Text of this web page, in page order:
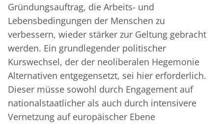
Gründungsauftrag, die Arbeits- und
Lebensbedingungen der Menschen zu
verbessern, wieder stärker zur Geltung gebracht
werden. Ein grundlegender politischer
Kurswechsel, der der neoliberalen Hegemonie
Alternativen entgegensetzt, sei hier erforderlich.
Dieser müsse sowohl durch Engagement auf
nationalstaatlicher als auch durch intensivere
Vernetzung auf europäischer Ebene